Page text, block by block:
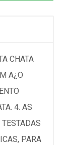
CHATA
A¿O
4. AS
PARA